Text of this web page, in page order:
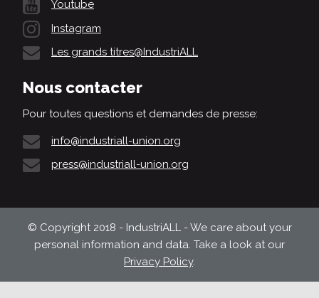
Youtube
Instagram
Les grands titres@IndustriALL
Nous contacter
Pour toutes questions et demandes de presse:
info@industriall-union.org
press@industriall-union.org
© Copyright 2018 - IndustriALL - We care about your
personal information and data. Take a look at our
Privacy Policy.